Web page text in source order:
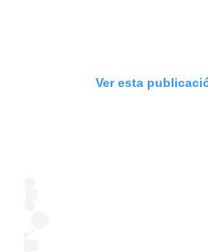
Ver esta